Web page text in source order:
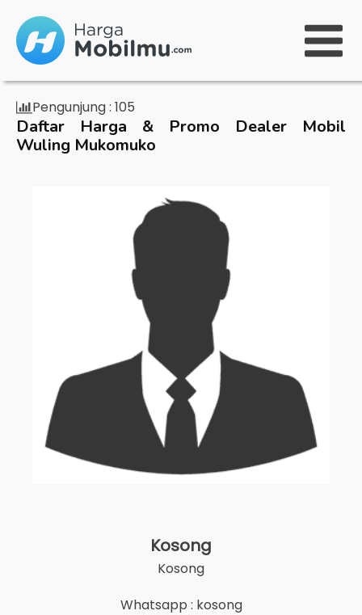
Pengunjung : 105
Daftar Harga & Promo Dealer Mobil
Wuling Mukomuko
Kosong
Kosong
Whatsapp : kosong